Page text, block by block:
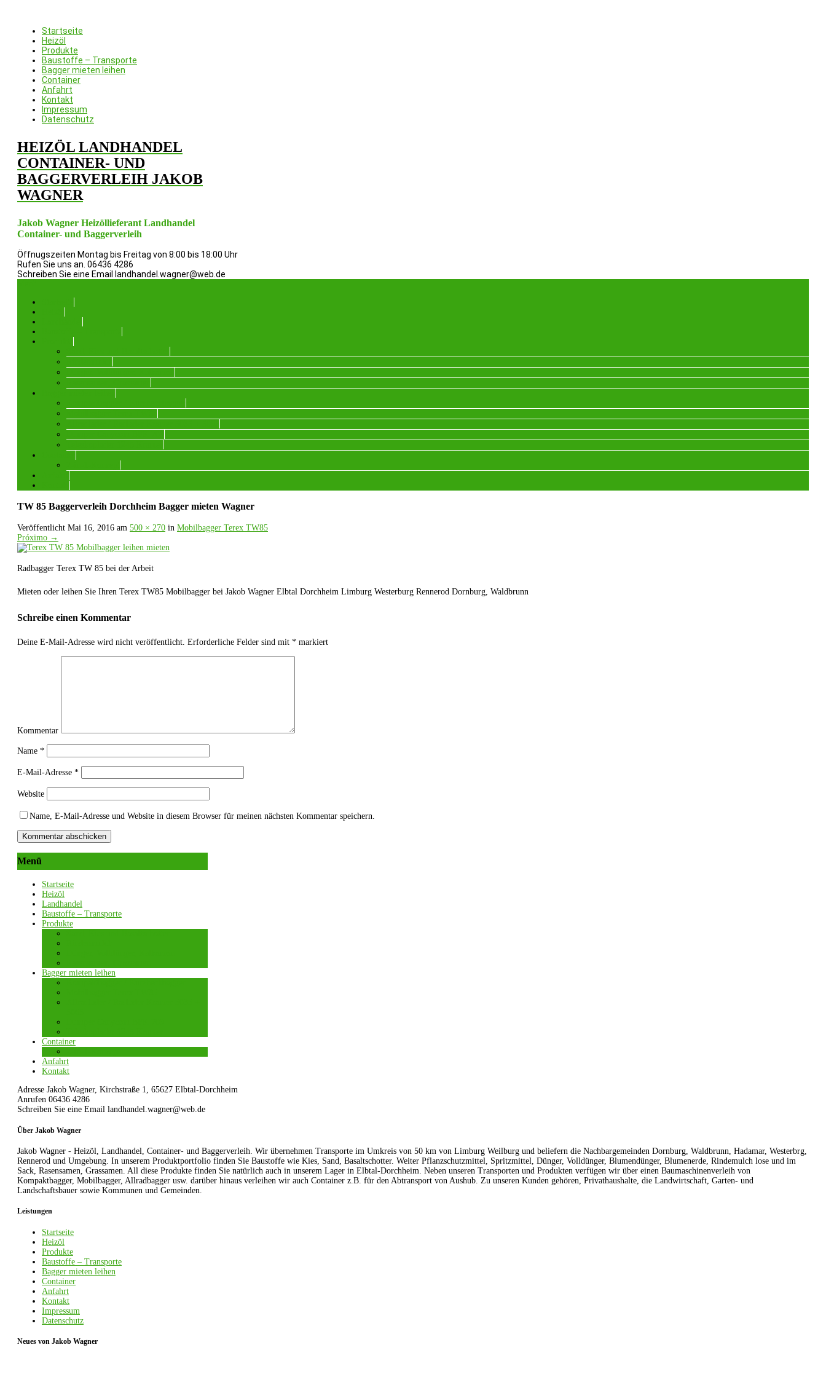
Startseite
Heizöl
Produkte
Baustoffe – Transporte
Bagger mieten leihen
Container
Anfahrt
Kontakt
Impressum
Datenschutz
HEIZÖL LANDHANDEL
CONTAINER- UND
BAGGERVERLEIH JAKOB
WAGNER
Jakob Wagner Heizöllieferant Landhandel
Container- und Baggerverleih
Öffnugszeiten Montag bis Freitag von 8:00 bis 18:00 Uhr
Rufen Sie uns an. 06436 4286
Schreiben Sie eine Email
landhandel.wagner@web.de
TW 85 Baggerverleih Dorchheim Bagger mieten Wagner
Veröffentlicht Mai 16, 2016 am 500 × 270 in Mobilbagger Terex TW85
Próximo →
Radbagger Terex TW 85 bei der Arbeit
Mieten oder leihen Sie Ihren Terex TW85 Mobilbagger bei Jakob Wagner Elbtal Dorchheim Limburg Westerburg Rennerod Dornburg, Waldbrunn
Schreibe einen Kommentar
Deine E-Mail-Adresse wird nicht veröffentlicht. Erforderliche Felder sind mit * markiert
Kommentar
Name *
E-Mail-Adresse *
Website
Name, E-Mail-Adresse und Website in diesem Browser für meinen nächsten Kommentar speichern.
Menü
Startseite
Heizöl
Landhandel
Baustoffe – Transporte
Produkte
Bagger mieten leihen
Container
Anfahrt
Kontakt
Adresse Jakob Wagner, Kirchstraße 1, 65627 Elbtal-Dorchheim
Anrufen 06436 4286
Schreiben Sie eine Email landhandel.wagner@web.de
Über Jakob Wagner
Jakob Wagner - Heizöl, Landhandel, Container- und Baggerverleih. Wir übernehmen Transporte im Umkreis von 50 km von Limburg Weilburg und beliefern die Nachbargemeinden Dornburg, Waldbrunn, Hadamar, Westerbrg,
Rennerod und Umgebung. In unserem Produktportfolio finden Sie Baustoffe wie Kies, Sand, Basaltschotter. Weiter Pflanzschutzmittel, Spritzmittel, Dünger, Volldünger, Blumendünger, Blumenerde, Rindemulch lose und im
Sack, Rasensamen, Grassamen. All diese Produkte finden Sie natürlich auch in unserem Lager in Elbtal-Dorchheim. Neben unseren Transporten und Produkten verfügen wir über einen Baumaschinenverleih von
Kompaktbagger, Mobilbagger, Allradbagger usw. darüber hinaus verleihen wir auch Container z.B. für den Abtransport von Aushub. Zu unseren Kunden gehören, Privathaushalte, die Landwirtschaft, Garten- und
Landschaftsbauer sowie Kommunen und Gemeinden.
Leistungen
Startseite
Heizöl
Produkte
Baustoffe – Transporte
Bagger mieten leihen
Container
Anfahrt
Kontakt
Impressum
Datenschutz
Neues von Jakob Wagner